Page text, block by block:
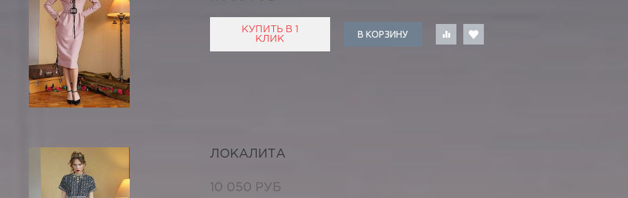
КУПИТЬ В 1
КЛИК
В КОРЗИНУ
ЛОКАЛИТА
10 050 РУБ